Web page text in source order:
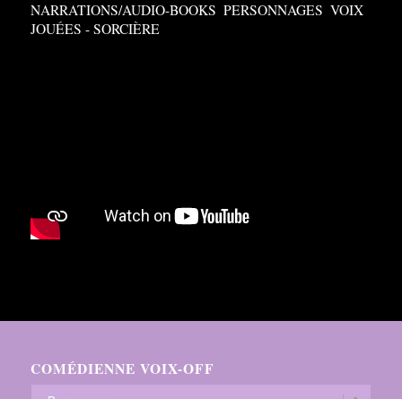
NARRATIONS/AUDIO-BOOKS PERSONNAGES VOIX
JOUÉES - SORCIÈRE
COMÉDIENNE VOIX-OFF